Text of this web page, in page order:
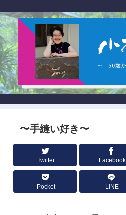
〜手縫い好き〜
Twitter Facebook
Pocket LINE